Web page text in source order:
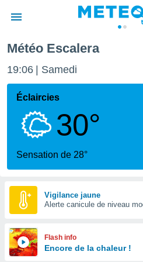
de
Météo Escalera
19:06 Samedi
Éclaircies
30°
Sensation de 28°
Vigilance jaune
Alerte canicule de niveau
Flash info
Encore de la chaleur !